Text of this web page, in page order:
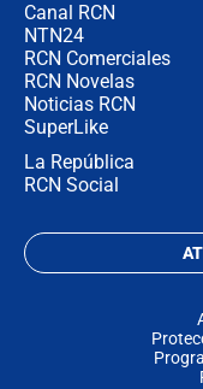
Canal RCN
NTN24
RCN Comerciales
RCN Novelas
Noticias RCN
SuperLike
La República
RCN Social